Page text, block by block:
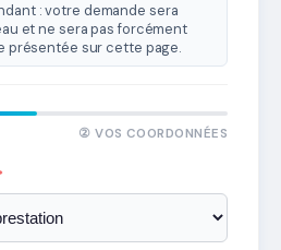
: votre demande sera
et ne sera pas forcément
présentée sur cette page.
② VOS COORDONNÉES